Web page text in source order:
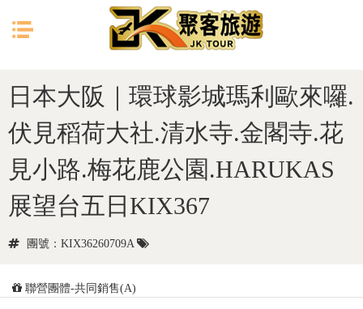
目前位置： 日本 大阪
日本大阪｜環球影城瑪利歐來囉.
伏見稻荷大社.清水寺.金閣寺.花
見小路.梅花鹿公園.HARUKAS
展望台五日KIX367
團號：KIX36260709A
聯營團體-共同銷售(A)